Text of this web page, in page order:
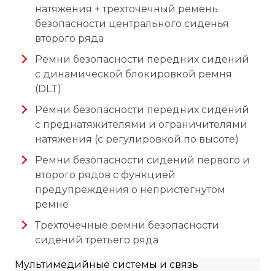
натяжения + трехточечный ремень
безопасности центрального сиденья
второго ряда
Ремни безопасности передних сидений
с динамической блокировкой ремня
(DLT)
Ремни безопасности передних сидений
с преднатяжителями и ограничителями
натяжения (с регулировкой по высоте)
Ремни безопасности сидений первого и
второго рядов с функцией
предупреждения о непристегнутом
ремне
Трехточечные ремни безопасности
сидений третьего ряда
Мультимедийные системы и связь